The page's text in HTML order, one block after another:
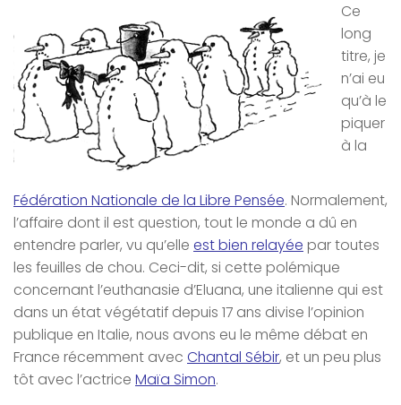
Ce
long
titre, je
n’ai eu
qu’à le
piquer
à la
Fédération Nationale de la Libre Pensée. Normalement,
l’affaire dont il est question, tout le monde a dû en
entendre parler, vu qu’elle est bien relayée par toutes
les feuilles de chou. Ceci-dit, si cette polémique
concernant l’euthanasie d’Eluana, une italienne qui est
dans un état végétatif depuis 17 ans divise l’opinion
publique en Italie, nous avons eu le même débat en
France récemment avec Chantal Sébir, et un peu plus
tôt avec l’actrice Maïa Simon.